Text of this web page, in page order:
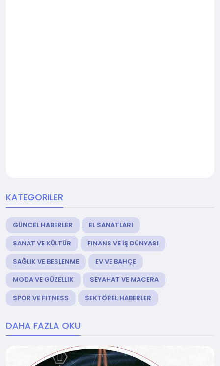
KATEGORILER
GÜNCEL HABERLER
EL SANATLARI
SANAT VE KÜLTÜR
FINANS VE İŞ DÜNYASI
SAĞLIK VE BESLENME
EV VE BAHÇE
MODA VE GÜZELLIK
SEYAHAT VE MACERA
SPOR VE FITNESS
SEKTÖREL HABERLER
DAHA FAZLA OKU